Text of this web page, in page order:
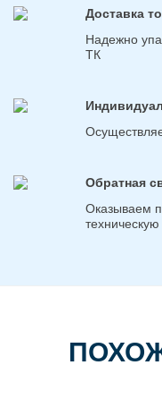
Доставка
Надежно
ТК
Обратная
Оказываем